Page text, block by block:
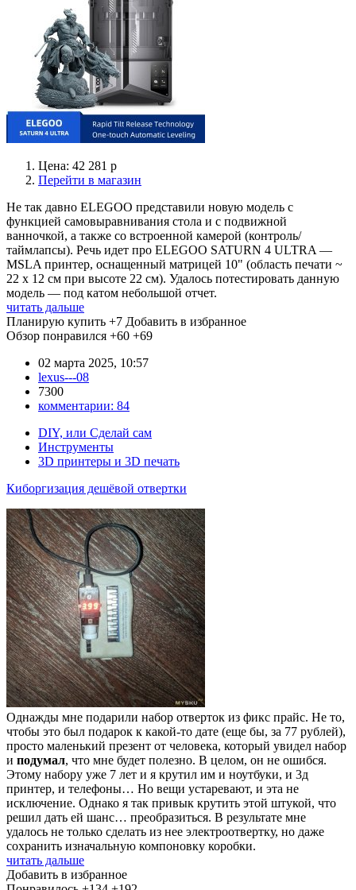
Цена: 42 281 р
Перейти в магазин
Не так давно ELEGOO представили новую модель с
функцией самовыравнивания стола и с подвижной
ванночкой, а также со встроенной камерой (контроль/
таймлапсы). Речь идет про ELEGOO SATURN 4 ULTRA —
MSLA принтер, оснащенный матрицей 10" (область печати ~
22 x 12 см при высоте 22 см). Удалось потестировать данную
модель — под катом небольшой отчет.
читать дальше
Планирую купить +7 Добавить в избранное
Обзор понравился +60 +69
02 марта 2025, 10:57
lexus---08
7300
комментарии: 84
DIY, или Сделай сам
Инструменты
3D принтеры и 3D печать
Киборгизация дешёвой отвертки
Однажды мне подарили набор отверток из фикс прайс. Не то,
чтобы это был подарок к какой-то дате (еще бы, за 77 рублей),
просто маленький презент от человека, который увидел набор
и подумал, что мне будет полезно. В целом, он не ошибся.
Этому набору уже 7 лет и я крутил им и ноутбуки, и 3д
принтер, и телефоны… Но вещи устаревают, и эта не
исключение. Однако я так привык крутить этой штукой, что
решил дать ей шанс… преобразиться. В результате мне
удалось не только сделать из нее электроотвертку, но даже
сохранить изначальную компоновку коробки.
читать дальше
Добавить в избранное